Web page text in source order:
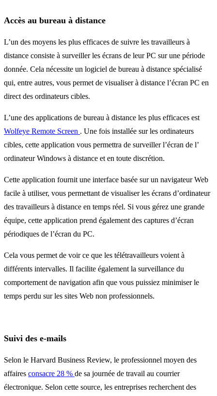
Accès au bureau à distance
L’un des moyens les plus efficaces de suivre les travailleurs à
distance consiste à surveiller les écrans de leur PC sur une période
donnée. Cela nécessite un logiciel de bureau à distance spécialisé
qui, entre autres, vous permet de visualiser à distance l’écran PC en
direct des ordinateurs cibles.
L’une des applications de bureau à distance les plus efficaces est
Wolfeye Remote Screen . Une fois installée sur les ordinateurs
cibles, cette application vous permettra de surveiller l’écran de l’
ordinateur Windows à distance et en toute discrétion.
Cette application fournit une interface basée sur un navigateur Web
facile à utiliser, vous permettant de visualiser les écrans d’ordinateur
des travailleurs à distance en temps réel. Si vous gérez une grande
équipe, cette application prend également des captures d’écran
périodiques de l’écran du PC.
Cela vous permet de voir ce que les télétravailleurs voient à
différents intervalles. Il facilite également la surveillance du
comportement de navigation afin que vous puissiez minimiser le
temps perdu sur les sites Web non professionnels.
Suivi des e-mails
Selon le Harvard Business Review, le professionnel moyen des
affaires consacre 28 % de sa journée de travail au courrier
électronique. Selon cette source, les entreprises recherchent des